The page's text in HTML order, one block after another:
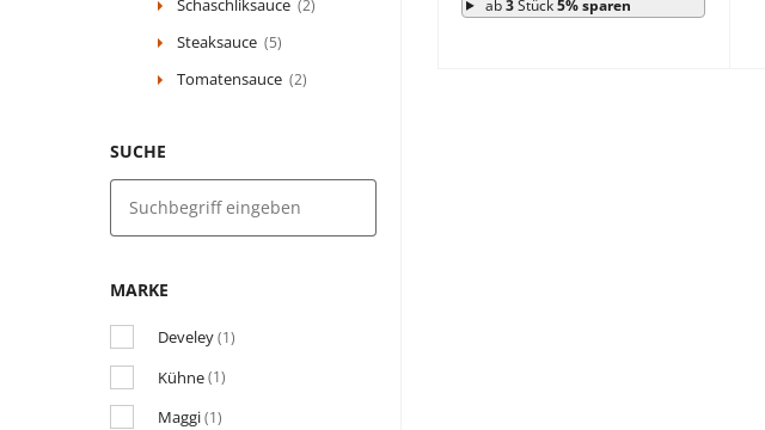
Schaschliksauce (2)
Steaksauce (5)
Tomatensauce (2)
SUCHE
MARKE
Develey(1)
Kühne(1)
Maggi(1)
ab3Stück5% sparen